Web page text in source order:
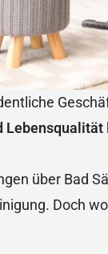
Lebensqualität
über Bad
Doch